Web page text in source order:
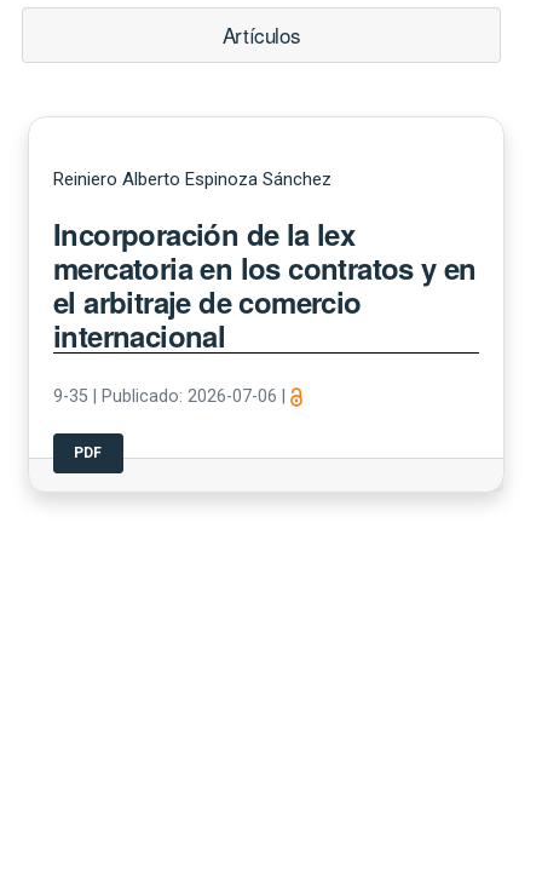
Artículos
Reiniero Alberto Espinoza Sánchez
Incorporación de la lex
mercatoria en los contratos y en
el arbitraje de comercio
internacional
9-35 Publicado: 2026-07-06
PDF